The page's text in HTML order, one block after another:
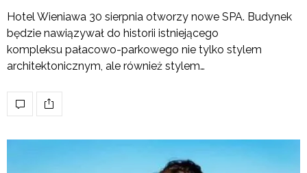
Hotel Wieniawa 30 sierpnia otworzy nowe SPA. Budynek
będzie nawiązywał do historii istniejącego
kompleksu pałacowo-parkowego nie tylko stylem
architektonicznym, ale również stylem…